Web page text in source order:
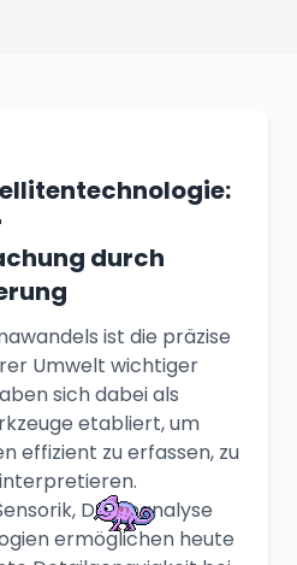
durch
ist die präzise
Umwelt wichtiger
sich dabei als
etabliert, um
effizient zu erfassen, zu
Datenanalyse
ermöglichen heute